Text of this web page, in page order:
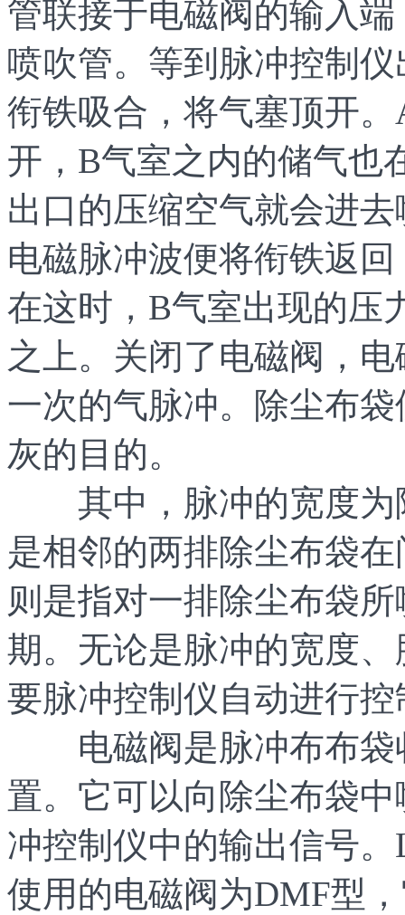
管联接于电磁阀的输入
喷吹管。等到脉冲控制
衔铁吸合，将气塞顶开
开，B气室之内的储气也
出口的压缩空气就会进
电磁脉冲波便将衔铁返
在这时，B气室出现的压
之上。关闭了电磁阀，
一次的气脉冲。除尘布
灰的目的。
其中，脉冲的宽度为
是相邻的两排除尘布袋
则是指对一排除尘布袋
期。无论是脉冲的宽度
要脉冲控制仪自动进行控
电磁阀是脉冲布布袋
置。它可以向除尘布袋
冲控制仪中的输出信号
使用的电磁阀为DMF型